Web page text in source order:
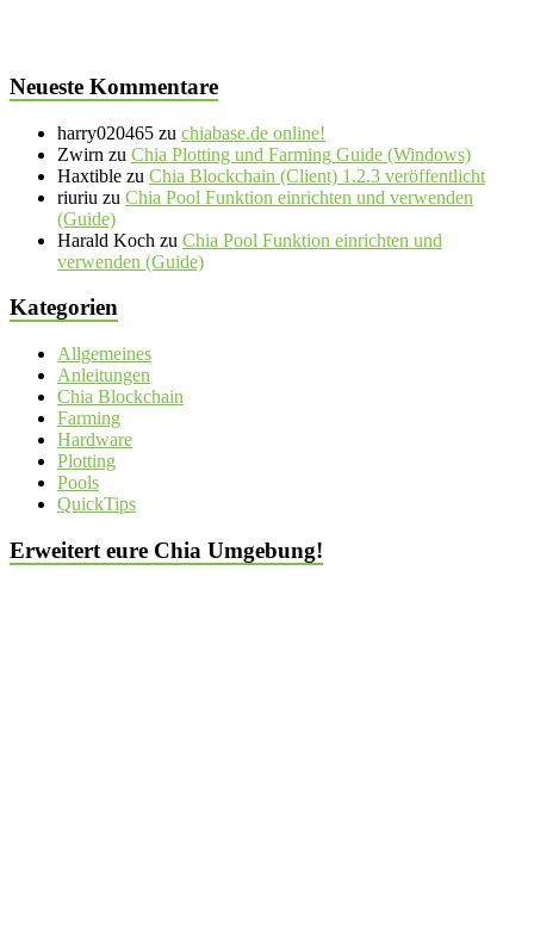
Neueste Kommentare
harry020465 zu chiabase.de online!
Zwirn zu Chia Plotting und Farming Guide (Windows)
Haxtible zu Chia Blockchain (Client) 1.2.3 veröffentlicht
riuriu zu Chia Pool Funktion einrichten und verwenden
(Guide)
Harald Koch zu Chia Pool Funktion einrichten und
verwenden (Guide)
Kategorien
Allgemeines
Anleitungen
Chia Blockchain
Farming
Hardware
Plotting
Pools
QuickTips
Erweitert eure Chia Umgebung!